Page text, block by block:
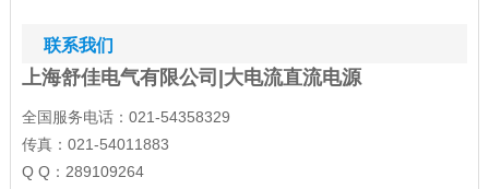
联系我们
上海舒佳电气有限公司|大电流直流电源
全国服务电话：021-54358329
传真：021-54011883
Q Q：289109264